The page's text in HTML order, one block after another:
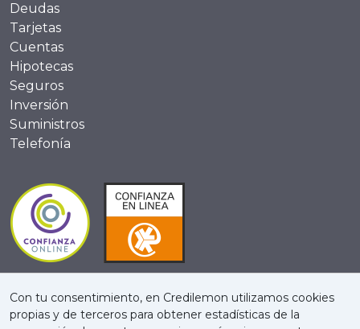
Deudas
Tarjetas
Cuentas
Hipotecas
Seguros
Inversión
Suministros
Telefonía
Con tu consentimiento, en Credilemon utilizamos cookies
propias y de terceros para obtener estadísticas de la